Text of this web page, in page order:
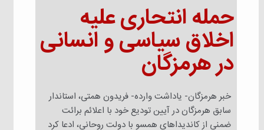
حمله انتحاری علیه
اخلاق سیاسی و انسانی
در هرمزگان
خبر هرمزگان- یاداشت وارده- فریدون همتی، استاندار
سابق هرمزگان در آیین تودیع خود با اعلائم برائت
ضمنی از کاندیداهای همسو با دولت روحانی، ادعا کرد